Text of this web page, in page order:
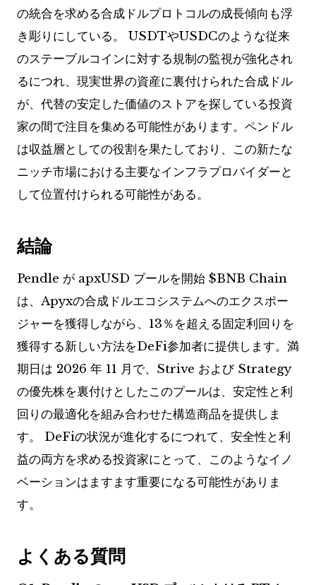
の統合を求める合成ドルプロトコルの成長傾向も浮
き彫りにしている。 USDTやUSDCのような従来
のステーブルコインに対する規制の監視が強化され
るにつれ、現実世界の資産に裏付けられた合成ドル
が、代替の安定した価値のストアを探している投資
家の間で注目を集める可能性があります。ペンドル
は収益層としての役割を果たしており、この新たな
ニッチ市場における主要なインフラプロバイダーと
して位置付けられる可能性がある。
結論
Pendle が apxUSD プールを開始 $BNB Chain
は、Apyxの合成ドルエコシステムへのエクスポー
ジャーを獲得しながら、13％を超える固定利回りを
獲得する新しい方法をDeFi参加者に提供します。満
期日は 2026 年 11 月で、Strive および Strategy
の優先株を裏付けとしたこのプールは、安定性と利
回りの最適化を組み合わせた構造商品を提供しま
す。 DeFiの状況が進化するにつれて、安全性と利
益の両方を求める投資家にとって、このようなイノ
ベーションはますます重要になる可能性がありま
す。
よくある質問